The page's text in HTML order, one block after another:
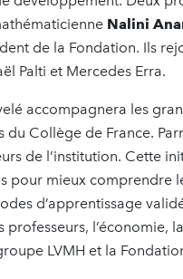
Nalini
de la Fondation. Ils
Palti et Mercedes Erra.
accompagnera les
Collège de France.
de l’institution. Cette
pour mieux comprendre
d’apprentissage
professeurs, l’économie,
LVMH et la